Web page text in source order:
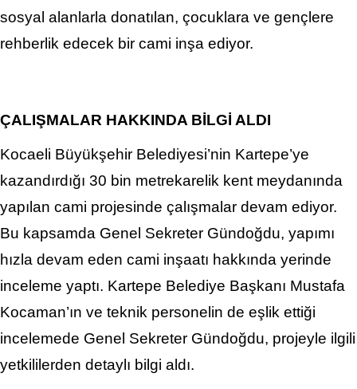
sosyal alanlarla donatılan, çocuklara ve gençlere
rehberlik edecek bir cami inşa ediyor.
ÇALIŞMALAR HAKKINDA BİLGİ ALDI
Kocaeli Büyükşehir Belediyesi’nin Kartepe’ye
kazandırdığı 30 bin metrekarelik kent meydanında
yapılan cami projesinde çalışmalar devam ediyor.
Bu kapsamda Genel Sekreter Gündoğdu, yapımı
hızla devam eden cami inşaatı hakkında yerinde
inceleme yaptı. Kartepe Belediye Başkanı Mustafa
Kocaman’ın ve teknik personelin de eşlik ettiği
incelemede Genel Sekreter Gündoğdu, projeyle ilgili
yetkililerden detaylı bilgi aldı.